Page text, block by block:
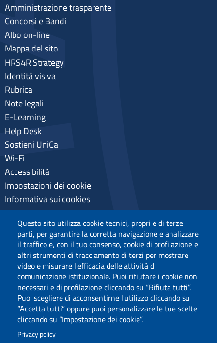
Questo sito utilizza cookie tecnici, propri e di terze
parti, per garantire la corretta navigazione e analizzare
il traffico e, con il tuo consenso, cookie di profilazione e
altri strumenti di tracciamento di terzi per mostrare
video e misurare l'efficacia delle attività di
comunicazione istituzionale. Puoi rifiutare i cookie non
necessari e di profilazione cliccando su “Rifiuta tutti”.
Puoi scegliere di acconsentirne l’utilizzo cliccando su
“Accetta tutti” oppure puoi personalizzare le tue scelte
cliccando su “Impostazione dei cookie”.
Privacy policy
Amministrazione trasparente
Concorsi e Bandi
Albo on-line
Mappa del sito
HRS4R Strategy
Identità visiva
Rubrica
Note legali
E-Learning
Help Desk
Sostieni UniCa
Wi-Fi
Accessibilità
Impostazioni dei cookie
Informativa sui cookies
Pagamenti pagoPA
Privacy